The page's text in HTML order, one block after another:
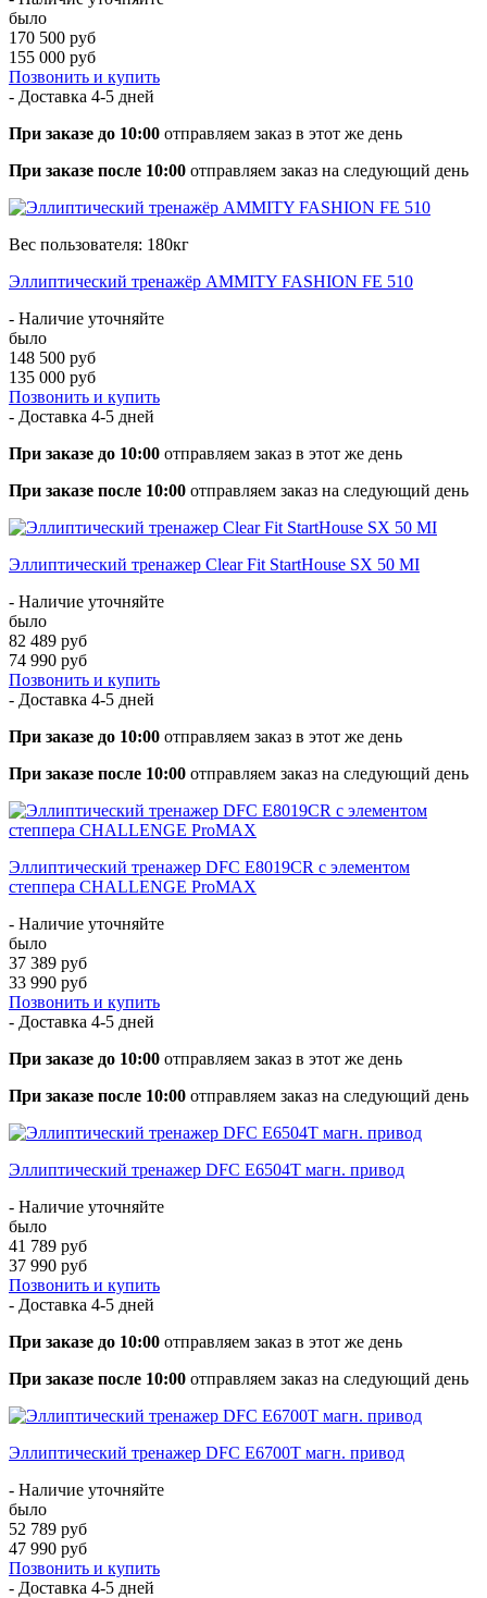
было
170 500 руб
155 000 руб
Позвонить и купить
- Доставка 4-5 дней
При заказе до 10:00 отправляем заказ в этот же день
При заказе после 10:00 отправляем заказ на следующий день
Вес пользователя: 180кг
Эллиптический тренажёр AMMITY FASHION FE 510
- Наличие уточняйте
было
148 500 руб
135 000 руб
Позвонить и купить
- Доставка 4-5 дней
При заказе до 10:00 отправляем заказ в этот же день
При заказе после 10:00 отправляем заказ на следующий день
Эллиптический тренажер Clear Fit StartHouse SX 50 MI
- Наличие уточняйте
было
82 489 руб
74 990 руб
Позвонить и купить
- Доставка 4-5 дней
При заказе до 10:00 отправляем заказ в этот же день
При заказе после 10:00 отправляем заказ на следующий день
Эллиптический тренажер DFC E8019CR с элементом
степпера CHALLENGE ProMAX
- Наличие уточняйте
было
37 389 руб
33 990 руб
Позвонить и купить
- Доставка 4-5 дней
При заказе до 10:00 отправляем заказ в этот же день
При заказе после 10:00 отправляем заказ на следующий день
Эллиптический тренажер DFC E6504T магн. привод
- Наличие уточняйте
было
41 789 руб
37 990 руб
Позвонить и купить
- Доставка 4-5 дней
При заказе до 10:00 отправляем заказ в этот же день
При заказе после 10:00 отправляем заказ на следующий день
Эллиптический тренажер DFC E6700T магн. привод
- Наличие уточняйте
было
52 789 руб
47 990 руб
Позвонить и купить
- Доставка 4-5 дней